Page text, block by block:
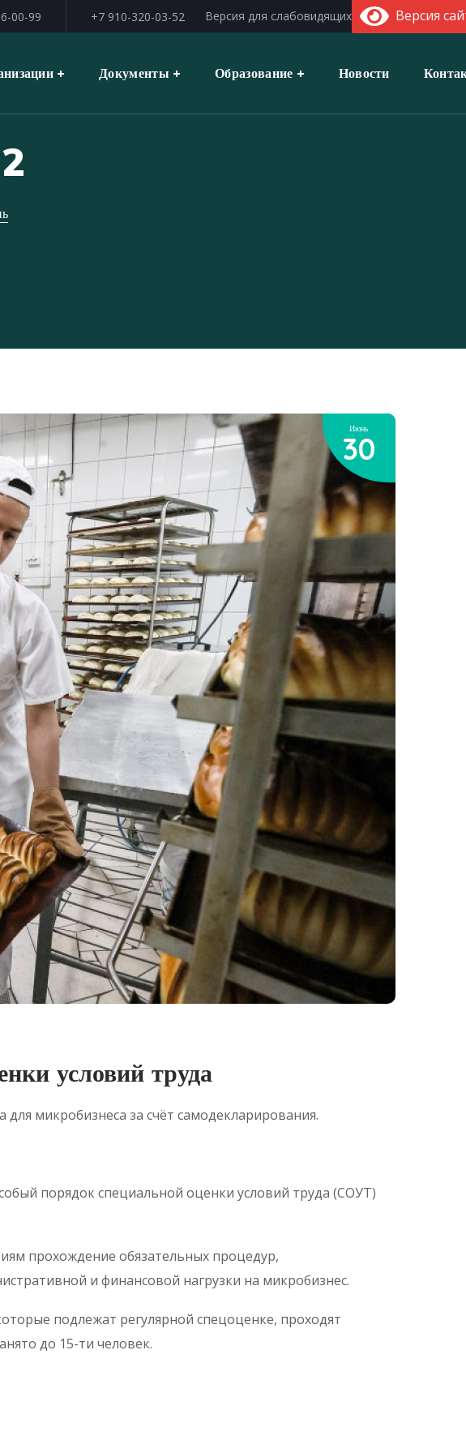
00-99 +7 910-320-03-52 Версия для слабовидящих Версия
Документы Образование Новости
Июнь
30
условий труда
микробизнеса за счёт самодекларирования.
порядок специальной оценки условий труда (СОУТ)
прохождение обязательных процедур,
и финансовой нагрузки на микробизнес.
подлежат регулярной спецоценке, проходят
до 15-ти человек.